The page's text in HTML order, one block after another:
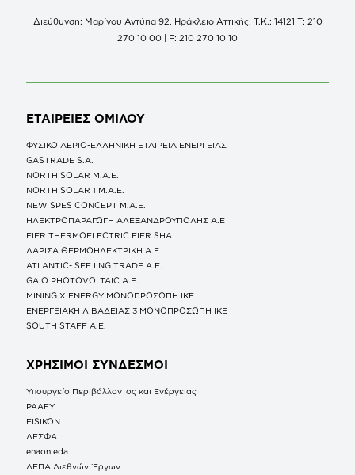
Διεύθυνση: Μαρίνου Αντύπα 92, Ηράκλειο Αττικής, Τ.Κ.: 14121 Τ: 210
270 10 00 | F: 210 270 10 10
ΕΤΑΙΡΕΙΕΣ ΟΜΙΛΟΥ
ΦΥΣΙΚΟ ΑΕΡΙΟ-ΕΛΛΗΝΙΚΗ ΕΤΑΙΡΕΙΑ ΕΝΕΡΓΕΙΑΣ
GASTRADE S.A.
NORTH SOLAR M.Α.Ε.
NORTH SOLAR 1 M.Α.Ε.
NEW SPES CONCEPT Μ.Α.Ε.
ΗΛΕΚΤΡΟΠΑΡΑΓΩΓΗ ΑΛΕΞΑΝΔΡΟΥΠΟΛΗΣ A.E
FIER THERMOELECTRIC FIER SHA
ΛΑΡΙΣΑ ΘΕΡΜΟΗΛΕΚΤΡΙΚΗ A.E
ATLANTIC- SEE LNG TRADE A.E.
GAIO PHOTOVOLTAIC Α.Ε.
MINING X ENERGY ΜΟΝΟΠΡΟΣΩΠΗ ΙΚΕ
ΕΝΕΡΓΕΙΑΚΗ ΛΙΒΑΔΕΙΑΣ 3 ΜΟΝΟΠΡΟΣΩΠΗ ΙΚΕ
SOUTH STAFF Α.Ε.
ΧΡΗΣΙΜΟΙ ΣΥΝΔΕΣΜΟΙ
Υπουργείο Περιβάλλοντος και Ενέργειας
ΡΑΑΕΥ
FISIKON
ΔΕΣΦΑ
enaon eda
ΔΕΠΑ Διεθνών Έργων